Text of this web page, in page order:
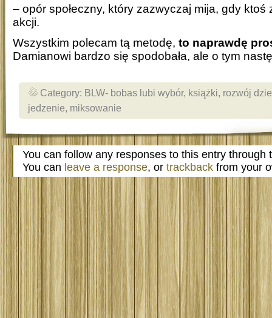
– opór społeczny, który zazwyczaj mija, gdy
akcji.
Wszystkim polecam tą metodę, to naprawdę
Damianowi bardzo się spodobała, ale o tym
Category: BLW- bobas lubi wybór, książki, rozwój
jedzenie, miksowanie
You can follow any responses to this entry through
You can leave a response, or trackback from your